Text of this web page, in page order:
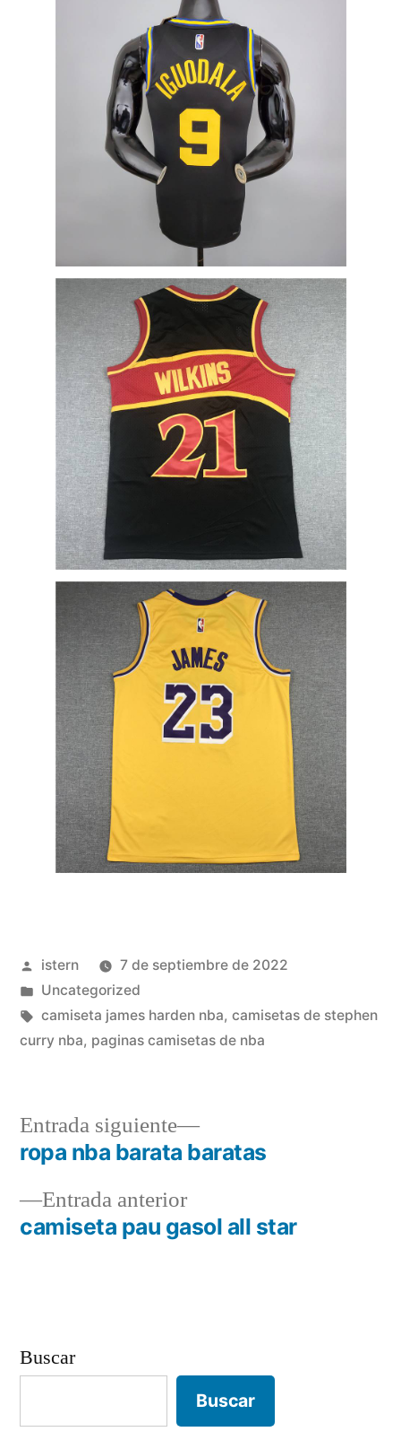
Publicado
por
istern
7 de septiembre de 2022
Publicado
en
Uncategorized
Etiquetas:
camiseta james harden nba, camisetas de stephen
curry nba, paginas camisetas de nba
Navegación
de
entradas
Entrada anteriorEntrada
anterior:
camiseta pau gasol all star
Entrada siguiente
Entrada
siguiente:
ropa nba barata baratas
Buscar
Buscar